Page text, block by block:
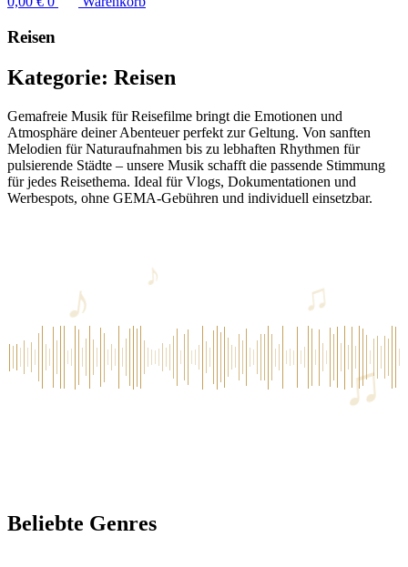
Reisen
Kategorie: Reisen
Gemafreie Musik für Reisefilme bringt die Emotionen und
Atmosphäre deiner Abenteuer perfekt zur Geltung. Von sanften
Melodien für Naturaufnahmen bis zu lebhaften Rhythmen für
pulsierende Städte – unsere Musik schafft die passende Stimmung
für jedes Reisethema. Ideal für Vlogs, Dokumentationen und
Werbespots, ohne GEMA-Gebühren und individuell einsetzbar.
♪ ♫
♪
♫
Beliebte Genres